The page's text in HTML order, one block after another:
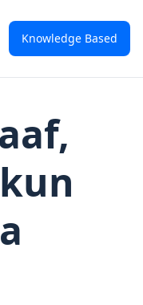
Knowledge Based